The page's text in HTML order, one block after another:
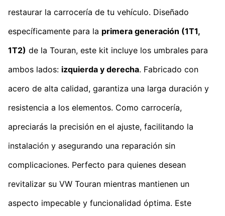
restaurar la carrocería de tu vehículo. Diseñado
específicamente para la primera generación (1T1,
1T2) de la Touran, este kit incluye los umbrales para
ambos lados: izquierda y derecha. Fabricado con
acero de alta calidad, garantiza una larga duración y
resistencia a los elementos. Como carrocería,
apreciarás la precisión en el ajuste, facilitando la
instalación y asegurando una reparación sin
complicaciones. Perfecto para quienes desean
revitalizar su VW Touran mientras mantienen un
aspecto impecable y funcionalidad óptima. Este